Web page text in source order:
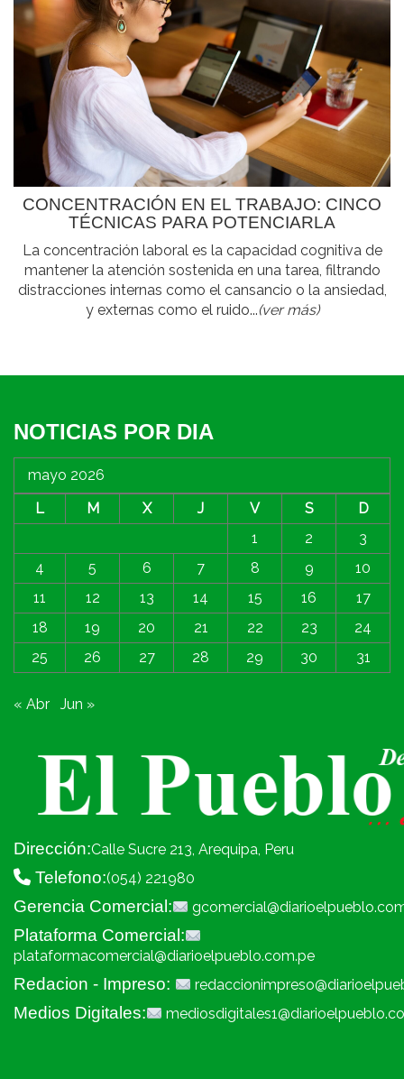
CONCENTRACIÓN EN EL TRABAJO: CINCO
TÉCNICAS PARA POTENCIARLA
La concentración laboral es la capacidad cognitiva de
mantener la atención sostenida en una tarea, filtrando
distracciones internas como el cansancio o la ansiedad,
y externas como el ruido...(ver más)
NOTICIAS POR DIA
mayo 2026
L
M X J V S
D
1
2
3
4
5 6 7 8 9
10
11
12 13 14 15 16
17
18
19 20 21 22 23
24
25
26 27 28 29 30 31
« Abr Jun »
Dirección:Calle Sucre 213, Arequipa, Peru
Telefono:(054) 221980
Gerencia Comercial:
Plataforma Comercial:
plataformacomercial@diarioelpueblo.com.pe
Redacion - Impreso:
Medios Digitales: